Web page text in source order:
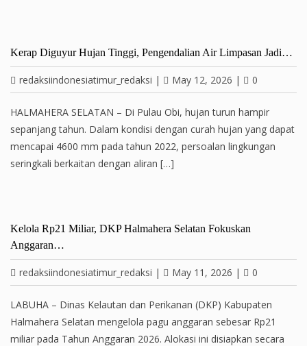
Kerap Diguyur Hujan Tinggi, Pengendalian Air Limpasan Jadi…
redaksiindonesiatimur_redaksi | May 12, 2026 | 0
HALMAHERA SELATAN – Di Pulau Obi, hujan turun hampir
sepanjang tahun. Dalam kondisi dengan curah hujan yang dapat
mencapai 4600 mm pada tahun 2022, persoalan lingkungan
seringkali berkaitan dengan aliran […]
Kelola Rp21 Miliar, DKP Halmahera Selatan Fokuskan
Anggaran…
redaksiindonesiatimur_redaksi | May 11, 2026 | 0
LABUHA – Dinas Kelautan dan Perikanan (DKP) Kabupaten
Halmahera Selatan mengelola pagu anggaran sebesar Rp21
miliar pada Tahun Anggaran 2026. Alokasi ini disiapkan secara